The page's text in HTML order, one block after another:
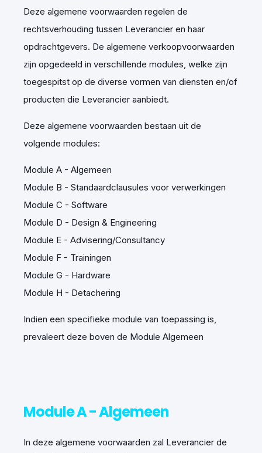
Deze algemene voorwaarden regelen de
rechtsverhouding tussen Leverancier en haar
opdrachtgevers. De algemene verkoopvoorwaarden
zijn opgedeeld in verschillende modules, welke zijn
toegespitst op de diverse vormen van diensten en/of
producten die Leverancier aanbiedt.
Deze algemene voorwaarden bestaan uit de
volgende modules:
Module A - Algemeen
Module B - Standaardclausules voor verwerkingen
Module C - Software
Module D - Design & Engineering
Module E - Advisering/Consultancy
Module F - Trainingen
Module G - Hardware
Module H - Detachering
Indien een specifieke module van toepassing is,
prevaleert deze boven de Module Algemeen
Module A - Algemeen
In deze algemene voorwaarden zal Leverancier de